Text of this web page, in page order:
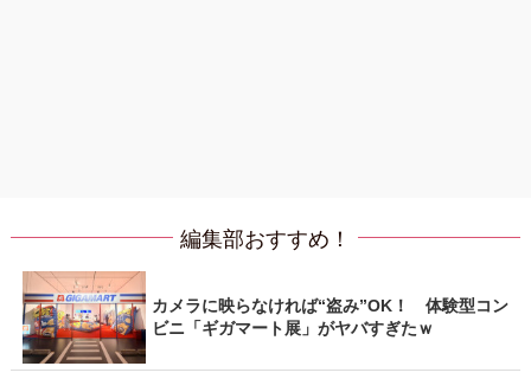
編集部おすすめ！
カメラに映らなければ“盗み”OK！ 体験型コン
ビニ「ギガマート展」がヤバすぎたｗ